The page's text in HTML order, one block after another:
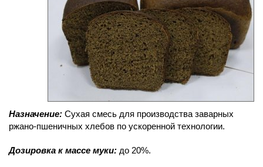
Назначение: Сухая смесь для производства заварных
ржано-пшеничных хлебов по ускоренной технологии.
Дозировка к массе муки: до 20%.